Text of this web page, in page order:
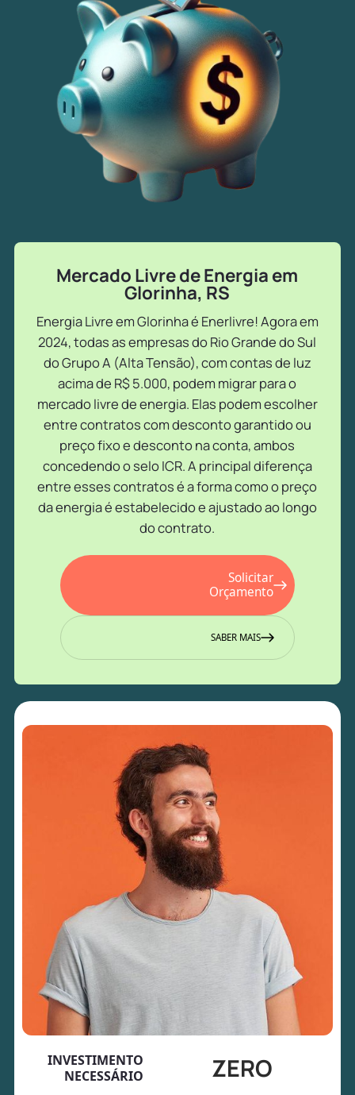
Mercado Livre de Energia em
Glorinha, RS
Energia Livre em Glorinha é Enerlivre! Agora em
2024, todas as empresas do Rio Grande do Sul
do Grupo A (Alta Tensão), com contas de luz
acima de R$ 5.000, podem migrar para o
mercado livre de energia. Elas podem escolher
entre contratos com desconto garantido ou
preço fixo e desconto na conta, ambos
concedendo o selo ICR. A principal diferença
entre esses contratos é a forma como o preço
da energia é estabelecido e ajustado ao longo
do contrato.
Solicitar
Orçamento
SABER MAIS
INVESTIMENTO
NECESSÁRIO
ZERO